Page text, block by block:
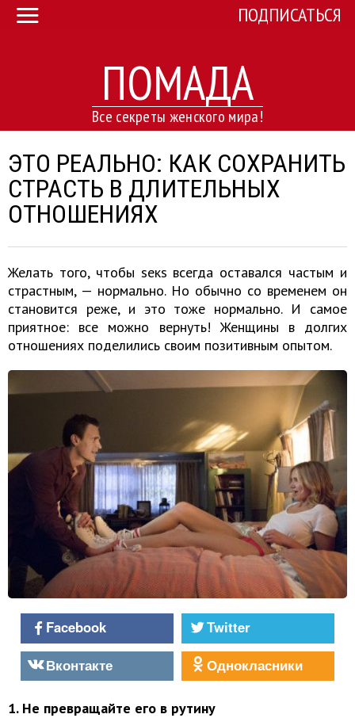
ПОМАДА
Все секреты женского мира!
ПОДПИСАТЬСЯ
ЭТО РЕАЛЬНО: КАК СОХРАНИТЬ
СТРАСТЬ В ДЛИТЕЛЬНЫХ
ОТНОШЕНИЯХ
Желать того, чтобы sекs всегда оставался частым и
страстным, — нормально. Но обычно со временем он
становится реже, и это тоже нормально. И самое
приятное: все можно вернуть! Женщины в долгих
отношениях поделились своим позитивным опытом.
Facebook
Twitter
Вконтакте
Однокласники
1. Не превращайте его в рутину